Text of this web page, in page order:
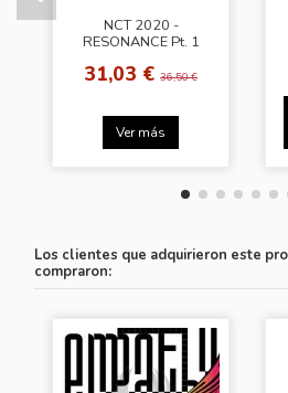
NCT 2020 -
RESONANCE Pt. 1
31,03 €36,50 €
Ver más
Los clientes que adquirieron este
compraron: